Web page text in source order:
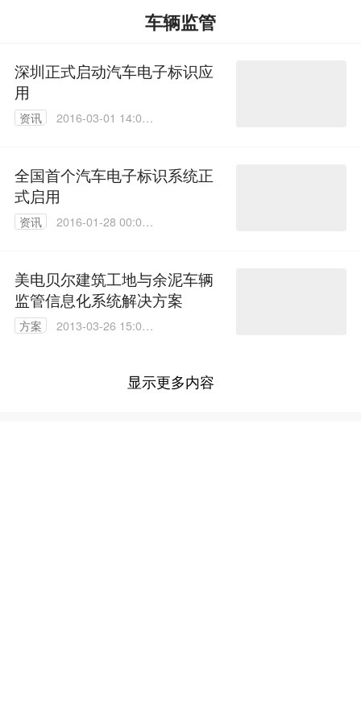
车辆监管
深圳正式启动汽车电子标识应
用
资讯
2016-03-01 14:09:
全国首个汽车电子标识系统正
式启用
资讯
2016-01-28 00:00:
美电贝尔建筑工地与余泥车辆
监管信息化系统解决方案
方案
2013-03-26 15:05:
显示更多内容